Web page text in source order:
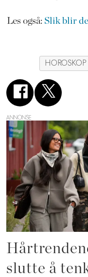
Les også: Slik blir
HOROSKOP
ANNONSE
slutte å